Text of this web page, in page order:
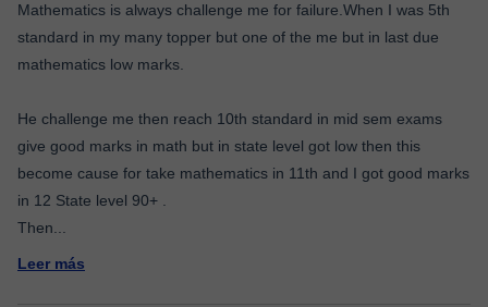
Mathematics is always challenge me for failure.When I was 5th
standard in my many topper but one of the me but in last due
mathematics low marks.
He challenge me then reach 10th standard in mid sem exams
give good marks in math but in state level got low then this
become cause for take mathematics in 11th and I got good marks
in 12 State level 90+ .
Then
Leer más